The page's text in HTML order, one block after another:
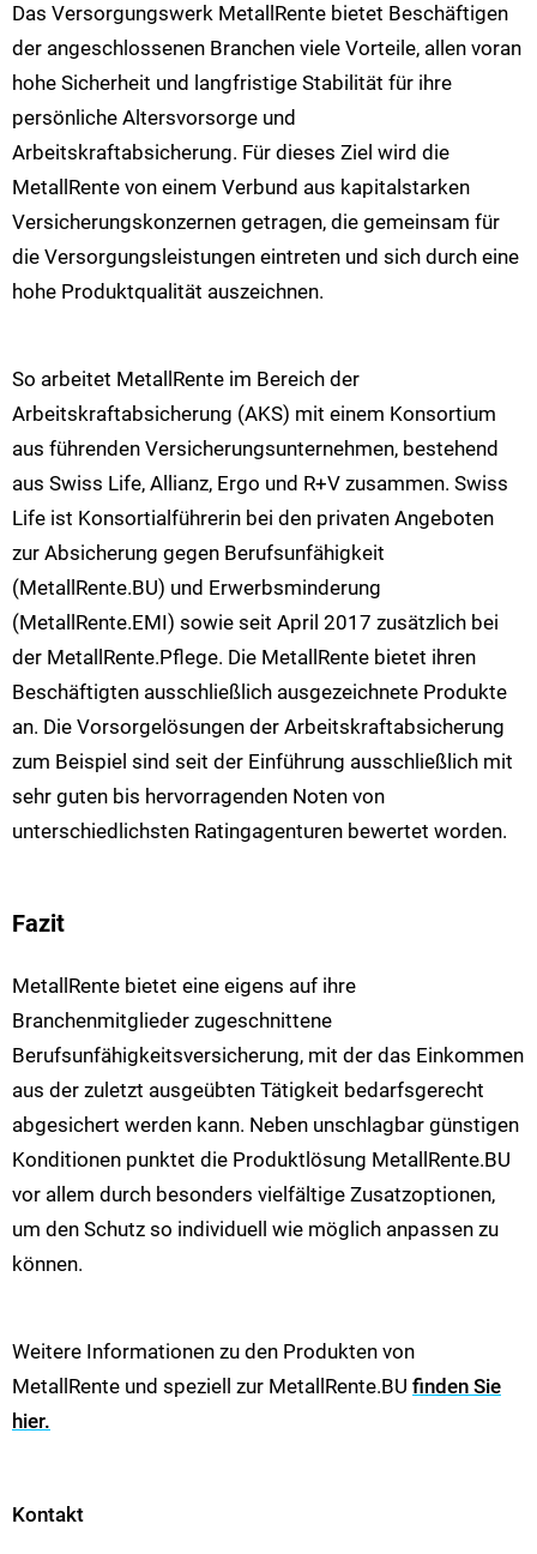
Das Versorgungswerk MetallRente bietet Beschäftigen
der angeschlossenen Branchen viele Vorteile, allen voran
hohe Sicherheit und langfristige Stabilität für ihre
persönliche Altersvorsorge und
Arbeitskraftabsicherung. Für dieses Ziel wird die
MetallRente von einem Verbund aus kapitalstarken
Versicherungskonzernen getragen, die gemeinsam für
die Versorgungsleistungen eintreten und sich durch eine
hohe Produktqualität auszeichnen.
So arbeitet MetallRente im Bereich der
Arbeitskraftabsicherung (AKS) mit einem Konsortium
aus führenden Versicherungsunternehmen, bestehend
aus Swiss Life, Allianz, Ergo und R+V zusammen. Swiss
Life ist Konsortialführerin bei den privaten Angeboten
zur Absicherung gegen Berufsunfähigkeit
(MetallRente.BU) und Erwerbsminderung
(MetallRente.EMI) sowie seit April 2017 zusätzlich bei
der MetallRente.Pflege. Die MetallRente bietet ihren
Beschäftigten ausschließlich ausgezeichnete Produkte
an. Die Vorsorgelösungen der Arbeitskraftabsicherung
zum Beispiel sind seit der Einführung ausschließlich mit
sehr guten bis hervorragenden Noten von
unterschiedlichsten Ratingagenturen bewertet worden.
Fazit
MetallRente bietet eine eigens auf ihre
Branchenmitglieder zugeschnittene
Berufsunfähigkeitsversicherung, mit der das Einkommen
aus der zuletzt ausgeübten Tätigkeit bedarfsgerecht
abgesichert werden kann. Neben unschlagbar günstigen
Konditionen punktet die Produktlösung MetallRente.BU
vor allem durch besonders vielfältige Zusatzoptionen,
um den Schutz so individuell wie möglich anpassen zu
können.
Weitere Informationen zu den Produkten von
MetallRente und speziell zur MetallRente.BU finden Sie
hier.
Kontakt